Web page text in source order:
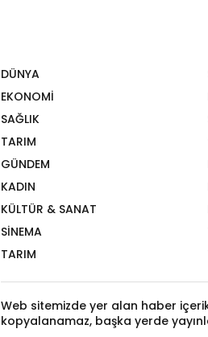
DÜNYA
EKONOMİ
SAĞLIK
TARIM
GÜNDEM
KADIN
KÜLTÜR & SANAT
SİNEMA
TARIM
Web sitemizde yer alan haber
kopyalanamaz, başka yerde